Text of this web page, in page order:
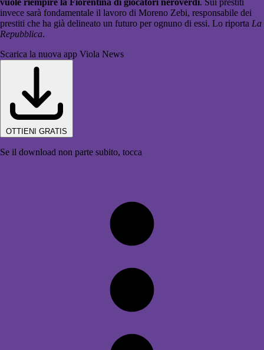
vuole riempire la Fiorentina di giocatori neroverdi. Sui prestiti
invece sarà fondamentale il lavoro di Moreno Zebi, responsabile dei
prestiti che ha già delineato un futuro per ognuno di essi. Lo riporta La
Repubblica.
Scarica la nuova app Viola News
OTTIENI GRATIS
Se il download non parte subito, tocca